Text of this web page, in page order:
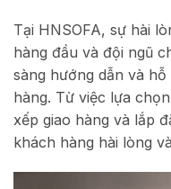
Tại HNSOFA, sự hài
hàng đầu và đội ngũ
sàng hướng dẫn và
hàng. Từ việc lựa
xếp giao hàng và lắp
khách hàng hài lòng